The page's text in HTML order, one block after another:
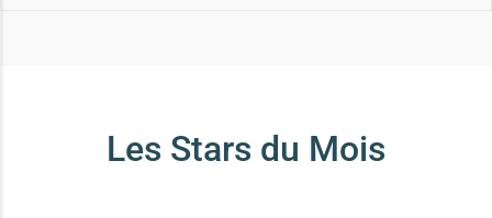
Les Stars du Mois